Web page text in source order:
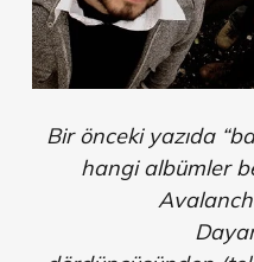
Bir önceki yazıda
hangi albümler